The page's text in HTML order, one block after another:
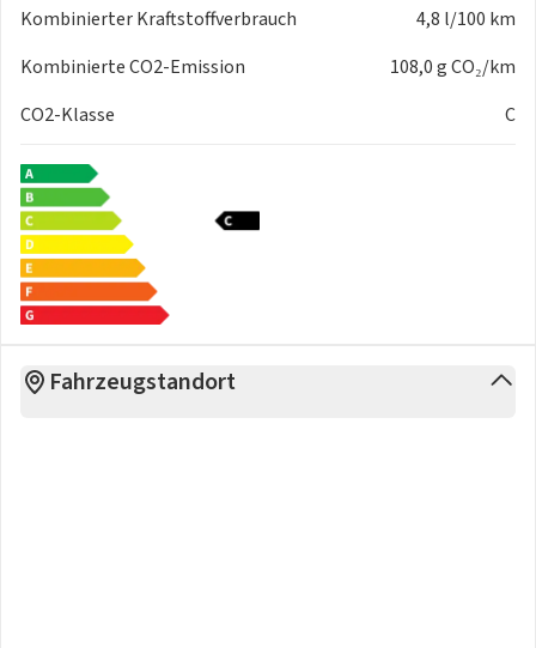
Kombinierter Kraftstoffverbrauch
4,8 l/100 km
Kombinierte CO2-Emission
108,0 g CO₂/km
CO2-Klasse
C
Fahrzeugstandort